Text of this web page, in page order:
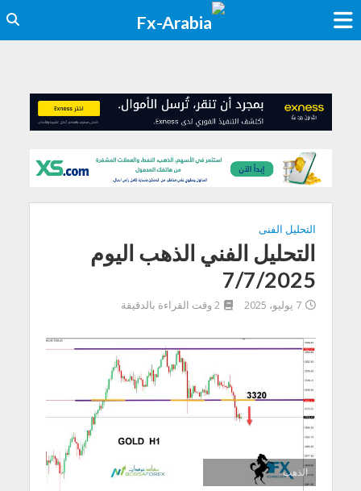
التحليل الفنى
التحليل الفني الذهب اليوم
7/7/2025
7 يوليو، 2025 2 وقت القراءة بالدقيقة
الذهب